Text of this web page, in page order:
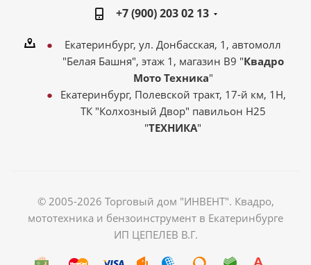
+7 (900) 203 02 13
Екатеринбург, ул. Донбасская, 1, автомолл
"Белая Башня", этаж 1, магазин В9 "Квадро
Мото Техника"
Екатеринбург, Полевской тракт, 17-й км, 1Н,
ТК "Колхозный Двор" павильон Н25
"ТЕХНИКА"
© 2005-2026 Торговый дом "ИНВЕНТ". Квадро,
мототехника и бензоинструмент в Екатеринбурге
ИП ЦЕПЕЛЕВ В.Г.